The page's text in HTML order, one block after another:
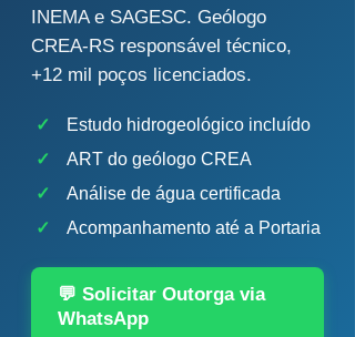
INEMA e SAGESC. Geólogo
CREA-RS responsável técnico,
+12 mil poços licenciados.
✓
Estudo hidrogeológico incluído
✓
ART do geólogo CREA
✓
Análise de água certificada
✓
Acompanhamento até a Portaria
💬 Solicitar Outorga via
WhatsApp